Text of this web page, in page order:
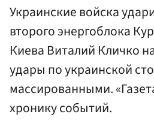
Украинские войска
второго энергоблока
Киева Виталий Кличко
удары по украинской
массированными.
хронику событий.